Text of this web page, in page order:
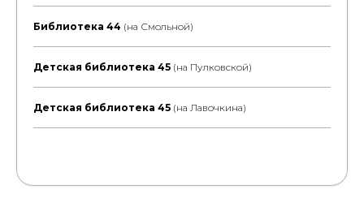
Библиотека 44 (на Смольной)
Детская библиотека 45 (на Пулковской)
Детская библиотека 45 (на Лавочкина)